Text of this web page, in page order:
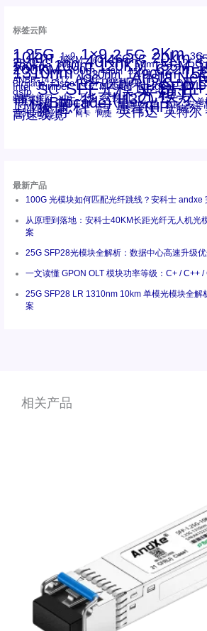
标签云阵
1.25G 1x9 1×9 2.5G 2Km 3G
10km 15KM 16G 16GFC 20km
28.05G 30km 40Km 50m 53.125G
100km 100m 120KM 155M
200KM 300m 400m 550m 622m
1310nm 1330nm 1490nm
ANBR-1414TZ AOC Arista Arista
Brocade Cisco CSFP光模块 DAC Dell
Intel Juniper LC MPO-LC Netgear
qsfp SC SFF光模块 SFP+
st螺纹接口 xfp 万兆 交换机 光模块
千兆光模块 华三 华三(H3C) 华为 单
博科(Brocade) 博通 友讯 多模 安华
工业级 思科 惠普 惠普(HP) 戴尔
百兆 瞻博 网卡 网捷 英伟达 英特尔
高速线缆
最新产品
100G 光模块如何匹配光纤跳线？安科士 andxe
从原理到落地：安科士40KM长距光纤无人机光
案
25G SFP28光模块全解析：数据中心高速升级
一文读懂 GPON OLT 模块功率等级：C+ / C++
25G SFP28 LR 1310nm 10km 单模光模块全解
案
相关产品